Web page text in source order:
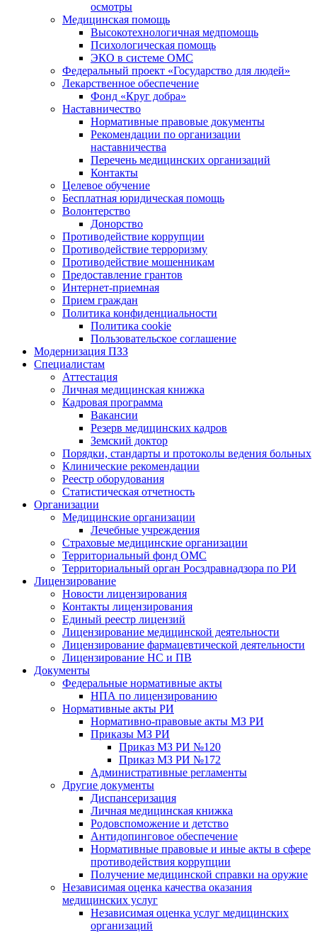
осмотры
Медицинская помощь
Высокотехнологичная медпомощь
Психологическая помощь
ЭКО в системе ОМС
Федеральный проект «Государство для людей»
Лекарственное обеспечение
Фонд «Круг добра»
Наставничество
Нормативные правовые документы
Рекомендации по организации
наставничества
Перечень медицинских организаций
Контакты
Целевое обучение
Бесплатная юридическая помощь
Волонтерство
Донорство
Противодействие коррупции
Противодействие терроризму
Противодействие мошенникам
Предоставление грантов
Интернет-приемная
Прием граждан
Политика конфиденциальности
Политика cookie
Пользовательское соглашение
Модернизация ПЗЗ
Специалистам
Аттестация
Личная медицинская книжка
Кадровая программа
Вакансии
Резерв медицинских кадров
Земский доктор
Порядки, стандарты и протоколы ведения больных
Клинические рекомендации
Реестр оборудования
Статистическая отчетность
Организации
Медицинские организации
Лечебные учреждения
Страховые медицинские организации
Территориальный фонд ОМС
Территориальный орган Росздравнадзора по РИ
Лицензирование
Новости лицензирования
Контакты лицензирования
Единый реестр лицензий
Лицензирование медицинской деятельности
Лицензирование фармацевтической деятельности
Лицензирование НС и ПВ
Документы
Федеральные нормативные акты
НПА по лицензированию
Нормативные акты РИ
Нормативно-правовые акты МЗ РИ
Приказы МЗ РИ
Приказ МЗ РИ №120
Приказ МЗ РИ №172
Административные регламенты
Другие документы
Диспансеризация
Личная медицинская книжка
Родовспоможение и детство
Антидопинговое обеспечение
Нормативные правовые и иные акты в сфере
противодействия коррупции
Получение медицинской справки на оружие
Независимая оценка качества оказания
медицинских услуг
Независимая оценка услуг медицинскиx
организаций